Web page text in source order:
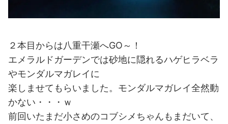
２本目からは八重干瀬へGO～！
エメラルドガーデンでは砂地に隠れるハゲヒラベラ
やモンダルマガレイに
楽しませてもらいました。モンダルマガレイ全然動
かない・・・ｗ
前回いたまだ小さめのコブシメちゃんもまだいて、